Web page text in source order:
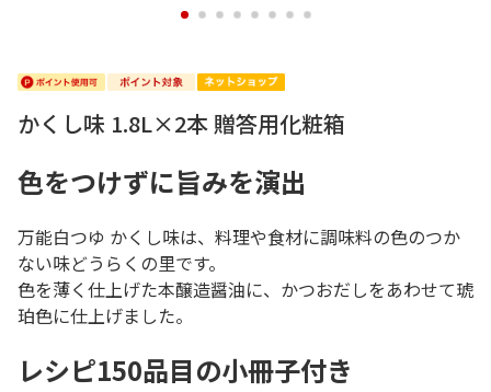
1 2 3 4 5 6 7 8
かくし味 1.8L×2本 贈答用化粧箱
色をつけずに旨みを演出
万能白つゆ かくし味は、料理や食材に調味料の色のつか
ない味どうらくの里です。
色を薄く仕上げた本醸造醤油に、かつおだしをあわせて琥
珀色に仕上げました。
レシピ150品目の小冊子付き